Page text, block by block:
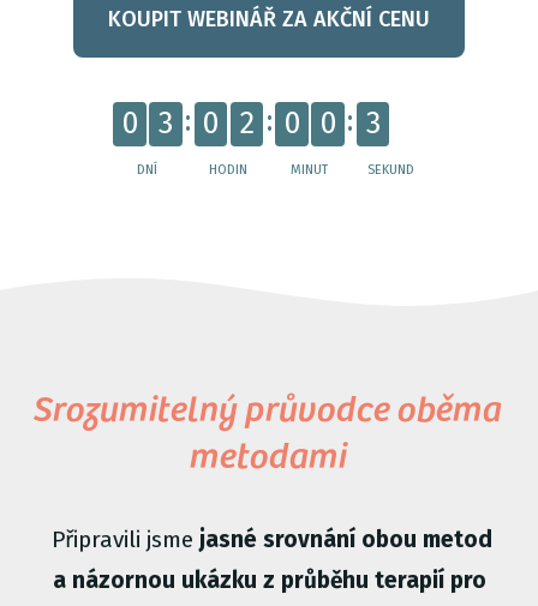
KOUPIT WEBINÁŘ ZA AKČNÍ CENU
0 3
DNÍ
0 2
HODIN
0 0
MINUT
3
SEKUND
Srozumitelný průvodce oběma
metodami
Připravili jsme jasné srovnání obou metod
a názornou ukázku z průběhu terapií pro